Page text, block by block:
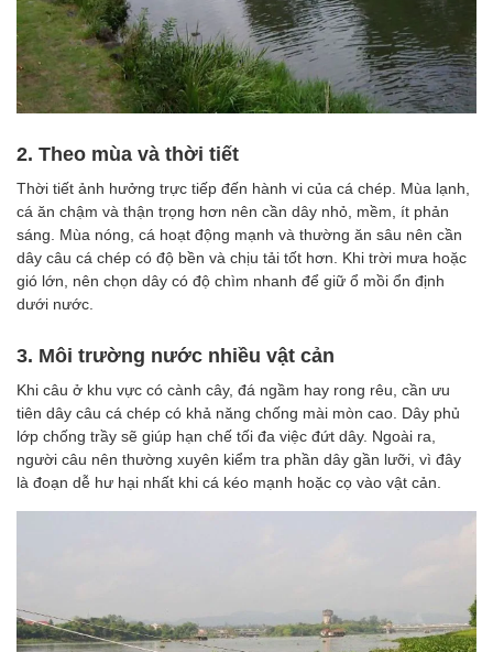
2. Theo mùa và thời tiết
Thời tiết ảnh hưởng trực tiếp đến hành vi của cá chép. Mùa lạnh,
cá ăn chậm và thận trọng hơn nên cần dây nhỏ, mềm, ít phản
sáng. Mùa nóng, cá hoạt động mạnh và thường ăn sâu nên cần
dây câu cá chép có độ bền và chịu tải tốt hơn. Khi trời mưa hoặc
gió lớn, nên chọn dây có độ chìm nhanh để giữ ổ mồi ổn định
dưới nước.
3. Môi trường nước nhiều vật cản
Khi câu ở khu vực có cành cây, đá ngầm hay rong rêu, cần ưu
tiên dây câu cá chép có khả năng chống mài mòn cao. Dây phủ
lớp chống trầy sẽ giúp hạn chế tối đa việc đứt dây. Ngoài ra,
người câu nên thường xuyên kiểm tra phần dây gần lưỡi, vì đây
là đoạn dễ hư hại nhất khi cá kéo mạnh hoặc cọ vào vật cản.